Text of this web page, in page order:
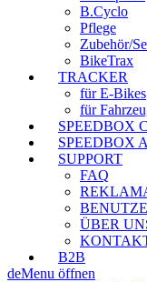
B.Cyclo
Pflege
Zubehör/
BikeTrax
TRACKER
für E-Bikes
für
SPEEDBOX
SPEEDBOX
SUPPORT
FAQ
ÜBER
B2B
deMenu öffnen